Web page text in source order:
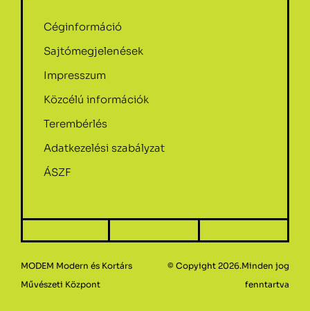
Céginformáció
Sajtómegjelenések
Impresszum
Közcélú információk
Terembérlés
Adatkezelési szabályzat
ÁSZF
MODEM Modern és Kortárs
Művészeti Központ
© Copyight 2026.Minden jog
fenntartva